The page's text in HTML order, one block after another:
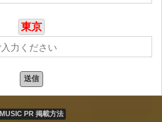
東京
送信
MUSIC PR 掲載方法